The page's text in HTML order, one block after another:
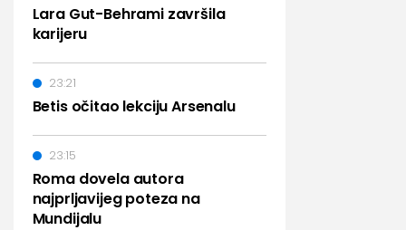
Lara Gut-Behrami završila
karijeru
Betis očitao lekciju Arsenalu
23:21
Roma dovela autora
najprljavijeg poteza na
Mundijalu
23:15